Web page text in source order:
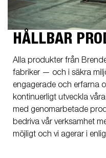
HÅLLBAR
Alla produkter från
fabriker — och i säkra
engagerade och erfarna
kontinuerligt utveckla
med genomarbetade
bedriva vår verksamhet
möjligt och vi agerar i